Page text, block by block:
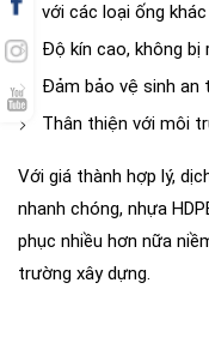
với các loại ống khác
Độ kín cao, không bị
Đảm bảo vệ sinh an
Thân thiện với môi
Với giá thành hợp lý,
nhanh chóng, nhựa
phục nhiều hơn nữa
trường xây dựng.